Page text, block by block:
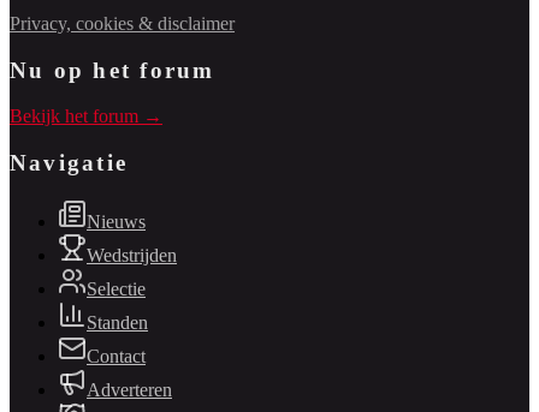
Privacy, cookies & disclaimer
Nu op het forum
Bekijk het forum →
Navigatie
Nieuws
Wedstrijden
Selectie
Standen
Contact
Adverteren